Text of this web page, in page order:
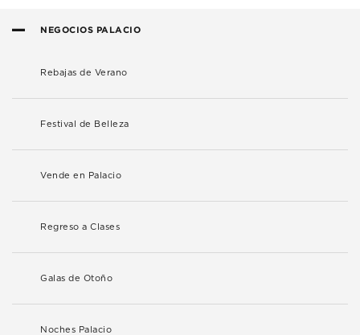
NEGOCIOS PALACIO
Rebajas de Verano
Festival de Belleza
Vende en Palacio
Regreso a Clases
Galas de Otoño
Noches Palacio